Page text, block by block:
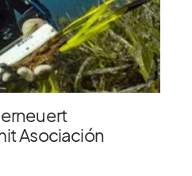
Asociación